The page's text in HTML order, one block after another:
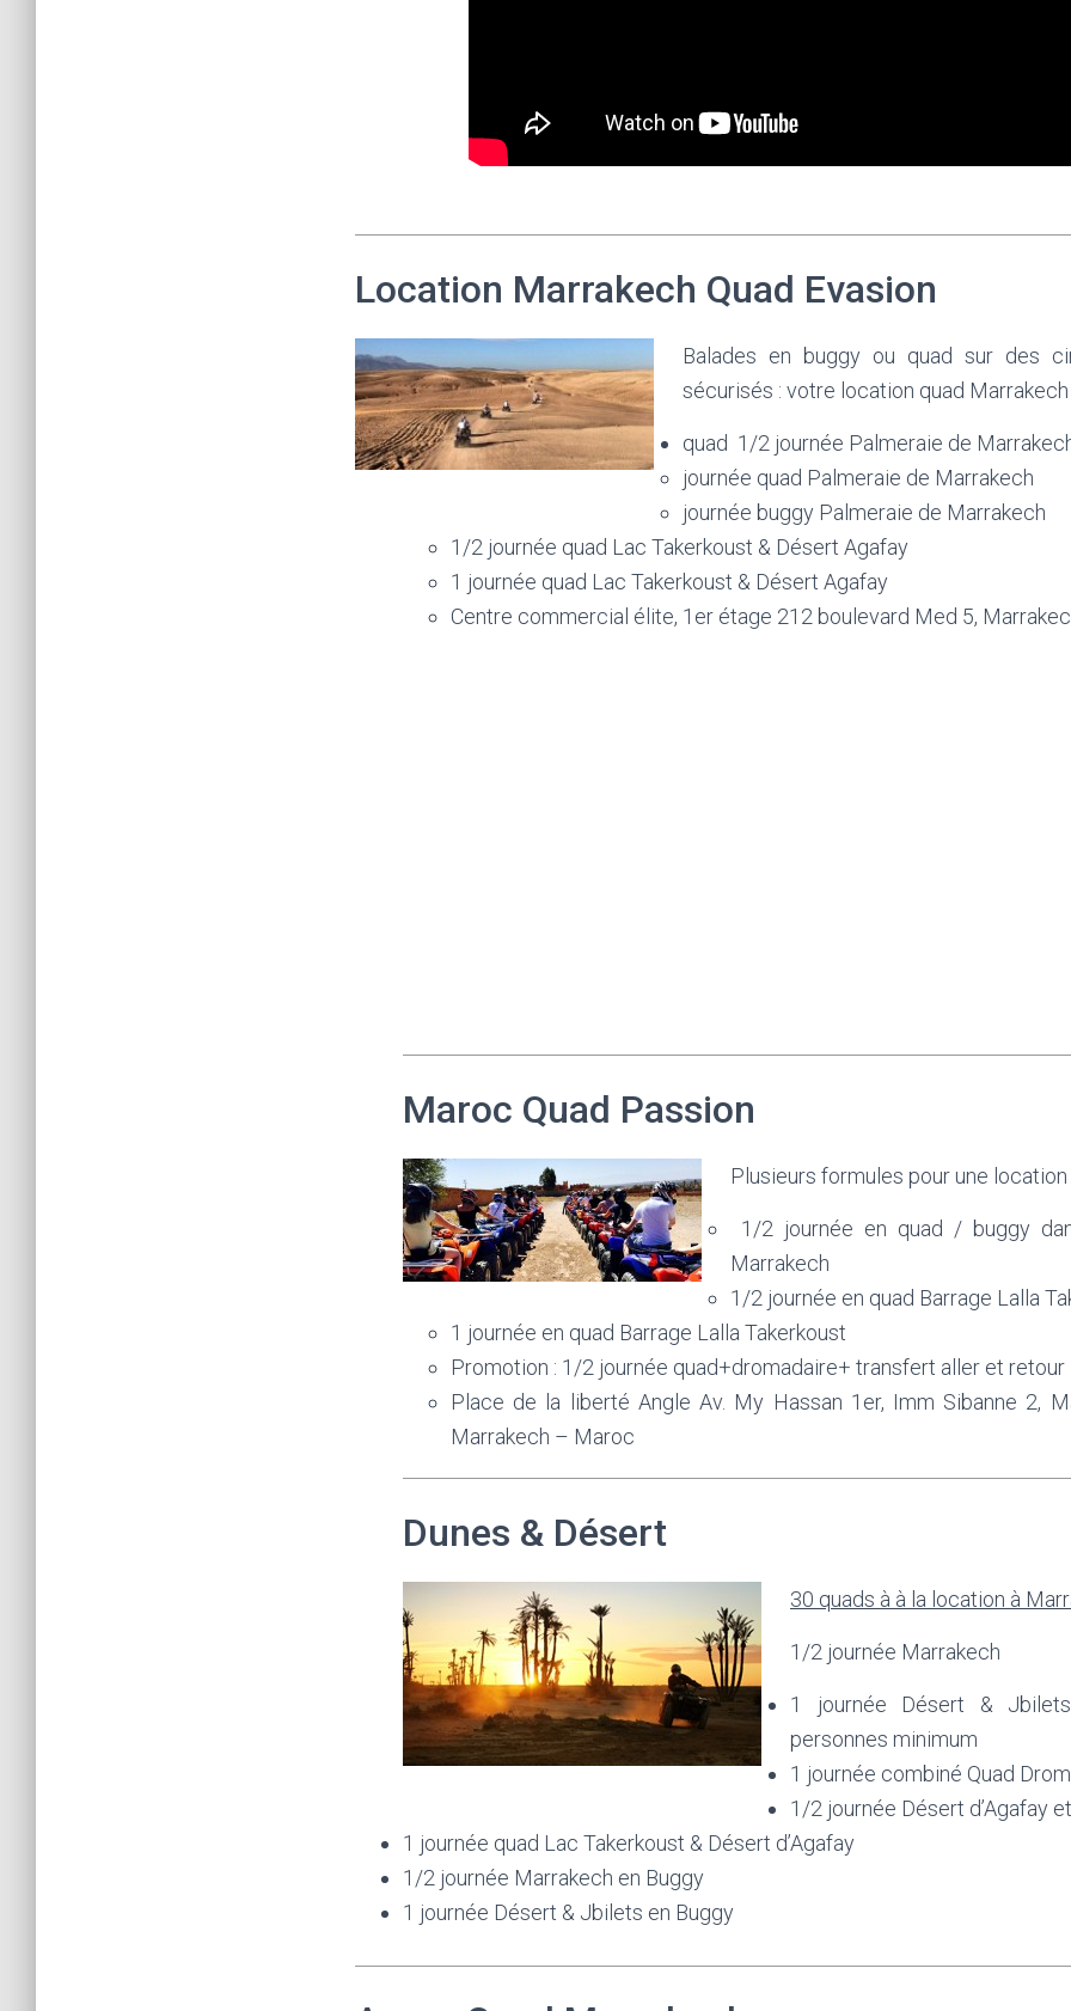
Location Marrakech Quad Evasion
Balades en buggy ou quad sur des
sécurisés : votre location quad Marrakech
quad 1/2 journée Palmeraie de
journée quad Palmeraie de Marrakech
journée buggy Palmeraie de Marrakech
1/2 journée quad Lac Takerkoust & Désert Agafay
1 journée quad Lac Takerkoust & Désert Agafay
Centre commercial élite, 1er étage 212 boulevard Med 5,
Maroc Quad Passion
Plusieurs formules pour une
1/2 journée en quad / buggy
Marrakech
1/2 journée en quad Barrage Lalla
1 journée en quad Barrage Lalla Takerkoust
Promotion : 1/2 journée quad+dromadaire+ transfert aller et retour
Place de la liberté Angle Av. My Hassan 1er, Imm Sibanne 2,
Marrakech – Maroc
Dunes & Désert
30 quads à à la location à
1/2 journée Marrakech
1 journée Désert &
personnes minimum
1 journée combiné Quad
1/2 journée Désert d’Agafay
1 journée quad Lac Takerkoust & Désert d’Agafay
1/2 journée Marrakech en Buggy
1 journée Désert & Jbilets en Buggy